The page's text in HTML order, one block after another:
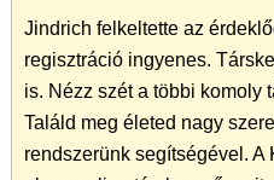
Jindrich felkeltette az
regisztráció ingyenes.
is. Nézz szét a többi komoly
Találd meg életed nagy
rendszerünk segítségével. A